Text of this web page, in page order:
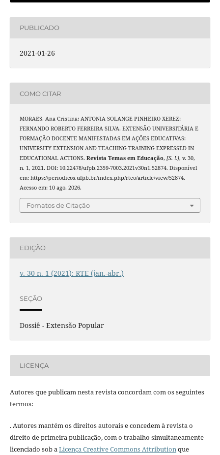
PUBLICADO
2021-01-26
COMO CITAR
MORAES, Ana Cristina; ANTONIA SOLANGE PINHEIRO XEREZ;
FERNANDO ROBERTO FERREIRA SILVA. EXTENSÃO UNIVERSITÁRIA E
FORMAÇÃO DOCENTE MANIFESTADAS EM AÇÕES EDUCATIVAS:
UNIVERSITY EXTENSION AND TEACHING TRAINING EXPRESSED IN
EDUCATIONAL ACTIONS. Revista Temas em Educação, [S. l.], v. 30,
n. 1, 2021. DOI: 10.22478/ufpb.2359-7003.2021v30n1.52874. Disponível
em: https://periodicos.ufpb.br/index.php/rteo/article/view/52874.
Acesso em: 10 ago. 2026.
Fomatos de Citação
EDIÇÃO
v. 30 n. 1 (2021): RTE (jan.-abr.)
SEÇÃO
Dossiê - Extensão Popular
LICENÇA
Autores que publicam nesta revista concordam com os seguintes
termos:
. Autores mantém os direitos autorais e concedem à revista o
direito de primeira publicação, com o trabalho simultaneamente
licenciado sob aLicença Creative Commons Attributionque